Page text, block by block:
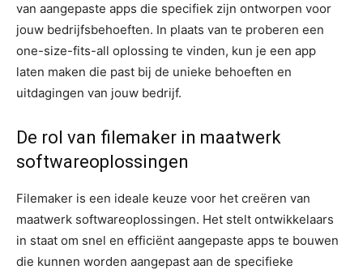
van aangepaste apps die specifiek zijn ontworpen voor
jouw bedrijfsbehoeften. In plaats van te proberen een
one-size-fits-all oplossing te vinden, kun je een app
laten maken die past bij de unieke behoeften en
uitdagingen van jouw bedrijf.
De rol van filemaker in maatwerk
softwareoplossingen
Filemaker is een ideale keuze voor het creëren van
maatwerk softwareoplossingen. Het stelt ontwikkelaars
in staat om snel en efficiënt aangepaste apps te bouwen
die kunnen worden aangepast aan de specifieke